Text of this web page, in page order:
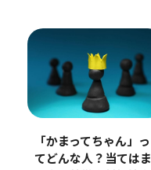
「かまってちゃん」っ
てどんな人？当てはま